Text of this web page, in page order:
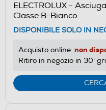
il
Calcolatore
di
risparmio
energetico
Youreko.
ELECTROLUX -
Classe B-Bianco
DISPONIBILE SOLO IN
Acquisto online: non
Ritiro in negozio in 30'